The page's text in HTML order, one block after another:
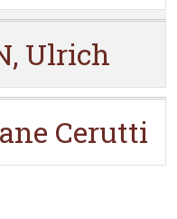
Ulrich
Cerutti